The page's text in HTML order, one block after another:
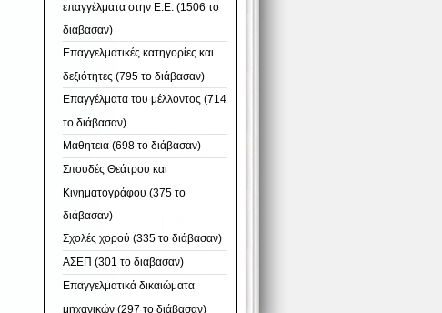
επαγγέλματα στην Ε.Ε. (1506 το
διάβασαν)
Επαγγελματικές κατηγορίες και
δεξιότητες (795 το διάβασαν)
Επαγγέλματα του μέλλοντος (714
το διάβασαν)
Μαθητεια (698 το διάβασαν)
Σπουδές Θεάτρου και
Κινηματογράφου (375 το
διάβασαν)
Σχολές χορού (335 το διάβασαν)
ΑΣΕΠ (301 το διάβασαν)
Επαγγελματικά δικαιώματα
μηχανικών (297 το διάβασαν)